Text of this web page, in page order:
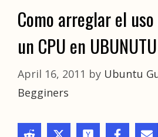
Como arreglar el
un CPU en
April 16, 2011 by Ubuntu
Begginers